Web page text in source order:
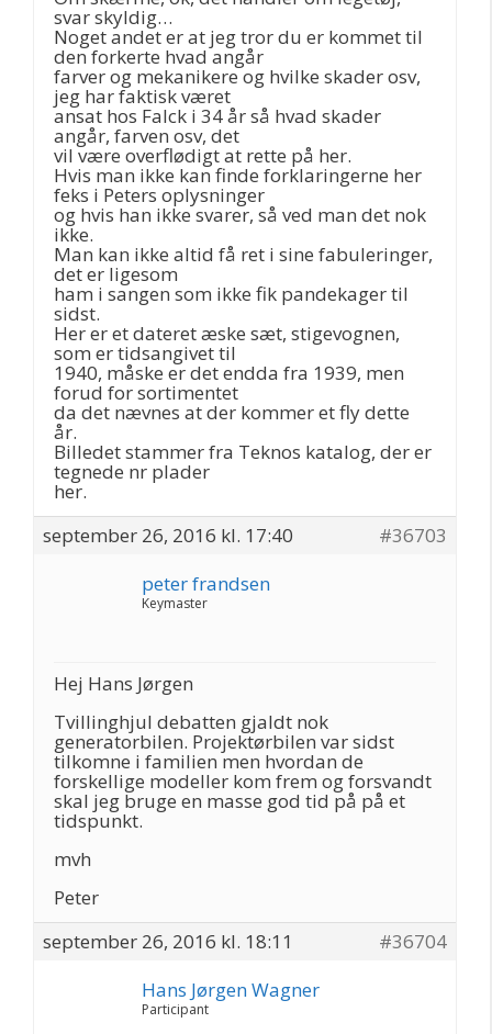
svar skyldig…
Noget andet er at jeg tror du er kommet til
den forkerte hvad angår
farver og mekanikere og hvilke skader osv,
jeg har faktisk været
ansat hos Falck i 34 år så hvad skader
angår, farven osv, det
vil være overflødigt at rette på her.
Hvis man ikke kan finde forklaringerne her
feks i Peters oplysninger
og hvis han ikke svarer, så ved man det nok
ikke.
Man kan ikke altid få ret i sine fabuleringer,
det er ligesom
ham i sangen som ikke fik pandekager til
sidst.
Her er et dateret æske sæt, stigevognen,
som er tidsangivet til
1940, måske er det endda fra 1939, men
forud for sortimentet
da det nævnes at der kommer et fly dette
år.
Billedet stammer fra Teknos katalog, der er
tegnede nr plader
her.
september 26, 2016 kl. 17:40
#36703
peter frandsen
Keymaster
Hej Hans Jørgen
Tvillinghjul debatten gjaldt nok
generatorbilen. Projektørbilen var sidst
tilkomne i familien men hvordan de
forskellige modeller kom frem og forsvandt
skal jeg bruge en masse god tid på på et
tidspunkt.
mvh
Peter
september 26, 2016 kl. 18:11
#36704
Hans Jørgen Wagner
Participant